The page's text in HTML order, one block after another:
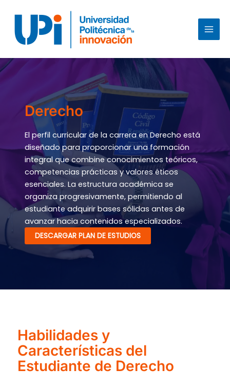
contenido
Derecho
El perfil curricular de la carrera en Derecho está
diseñado para proporcionar una formación
integral que combine conocimientos teóricos,
competencias prácticas y valores éticos
esenciales. La estructura académica se
organiza progresivamente, permitiendo al
estudiante adquirir bases sólidas antes de
avanzar hacia contenidos especializados.
DESCARGAR PLAN DE ESTUDIOS
Habilidades y
Características del
Estudiante de Derecho